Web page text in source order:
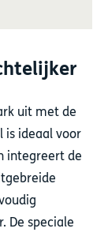
uit met de
is ideaal voor
integreert de
De speciale